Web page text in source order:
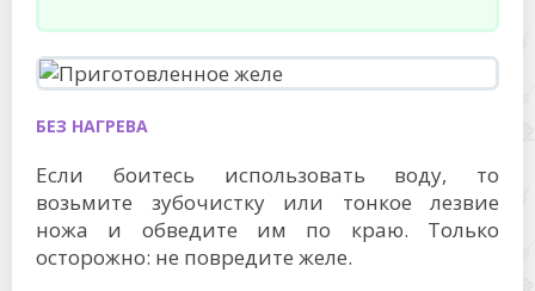
БЕЗ НАГРЕВА
Если боитесь использовать воду, то
возьмите зубочистку или тонкое лезвие
ножа и обведите им по краю. Только
осторожно: не повредите желе.